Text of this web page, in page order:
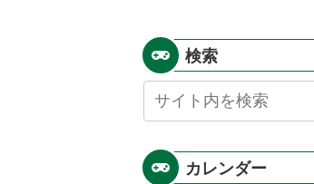
検索
カレンダー